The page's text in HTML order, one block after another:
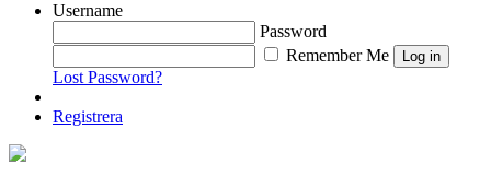
Username
Password
Remember Me
Lost Password?
Registrera